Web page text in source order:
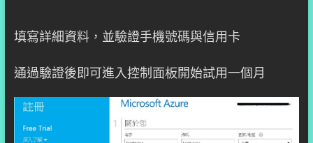
填寫詳細資料，並驗證手機號碼與信用卡
通過驗證後即可進入控制面板開始試用一個月